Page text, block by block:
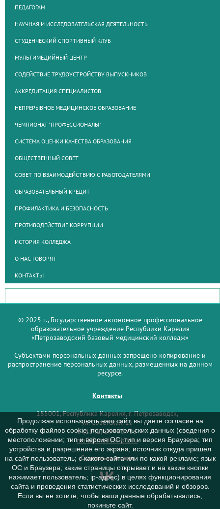
ПЕДАГОГАМ
НАУЧНАЯ И ИССЛЕДОВАТЕЛЬСКАЯ ДЕЯТЕЛЬНОСТЬ
СТУДЕНЧЕСКИЙ СПОРТИВНЫЙ КЛУБ
МУЛЬТИМЕДИЙНЫЙ ЦЕНТР
СОДЕЙСТВИЕ ТРУДОУСТРОЙСТВУ ВЫПУСКНИКОВ
АККРЕДИТАЦИЯ СПЕЦИАЛИСТОВ
НЕПРЕРЫВНОЕ МЕДИЦИНСКОЕ ОБРАЗОВАНИЕ
ЧЕМПИОНАТ "ПРОФЕССИОНАЛЫ"
СИСТЕМА ОЦЕНКИ КАЧЕСТВА ОБРАЗОВАНИЯ
ОБЩЕСТВЕННЫЙ СОВЕТ
СОВЕТ ПО ВЗАИМОДЕЙСТВИЮ С РАБОТОДАТЕЛЯМИ
ОБРАЗОВАТЕЛЬНЫЙ КРЕДИТ
ПРОФИЛАКТИКА И БЕЗОПАСНОСТЬ
ПРОТИВОДЕЙСТВИЕ КОРРУПЦИИ
ИСТОРИЯ КОЛЛЕДЖА
О НАС ГОВОРЯТ
КОНТАКТЫ
© 2025 г., Государственное автономное профессиональное
образовательное учреждение Республики Карелия
«Петрозаводский базовый медицинский колледж»
Субъектами персональных данных запрещено копирование и
распространение персональных данных, размещенных на данном
ресурсе.
Контакты
185001, Республика Карелия, г. Петрозаводск,
ул. Советская, 15
8 (8142) 59–93–33
mail@medcol-ptz.ru
Социальные сети
Продолжая использовать наш сайт, вы даете согласие на
обработку файлов cookie, пользовательских данных (сведения о
местоположении; тип и версия ОС; тип и версия Браузера; тип
устройства и разрешение его экрана; источник откуда пришел
на сайт пользователь; с какого сайта или по какой рекламе; язык
ОС и Браузера; какие страницы открывает и на какие кнопки
нажимает пользователь; ip-адрес) в целях функционирования
сайта и проведения статистических исследований и обзоров.
Если вы не хотите, чтобы ваши данные обрабатывались,
покиньте сайт.